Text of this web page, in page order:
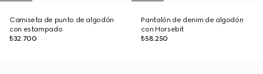
Camiseta de punto de algodón
con estampado
₺32.700
Pantalón de denim de algodón
con Horsebit
₺58.250